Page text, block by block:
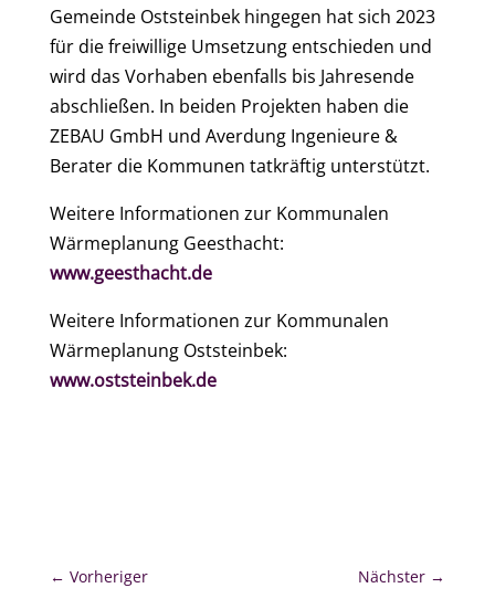
Gemeinde Oststeinbek hingegen hat sich 2023
für die freiwillige Umsetzung entschieden und
wird das Vorhaben ebenfalls bis Jahresende
abschließen. In beiden Projekten haben die
ZEBAU GmbH und Averdung Ingenieure &
Berater die Kommunen tatkräftig unterstützt.
Weitere Informationen zur Kommunalen
Wärmeplanung Geesthacht:
www.geesthacht.de
Weitere Informationen zur Kommunalen
Wärmeplanung Oststeinbek:
www.oststeinbek.de
← Vorheriger Nächster →